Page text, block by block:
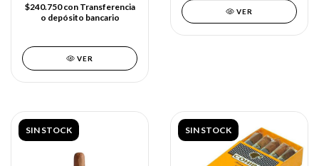
$240.750con Transferencia
o depósito bancario
VER
VER
SIN STOCK SIN STOCK